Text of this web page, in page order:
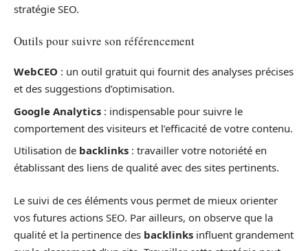
stratégie SEO.
Outils pour suivre son référencement
WebCEO : un outil gratuit qui fournit des analyses précises
et des suggestions d’optimisation.
Google Analytics : indispensable pour suivre le
comportement des visiteurs et l’efficacité de votre contenu.
Utilisation de backlinks : travailler votre notoriété en
établissant des liens de qualité avec des sites pertinents.
Le suivi de ces éléments vous permet de mieux orienter
vos futures actions SEO. Par ailleurs, on observe que la
qualité et la pertinence des backlinks influent grandement